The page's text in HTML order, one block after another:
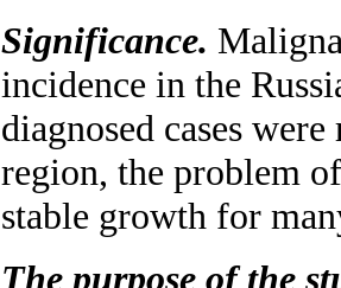
Significance.
incidence in the
diagnosed cases
region, the problem
stable growth for
The purpose of the